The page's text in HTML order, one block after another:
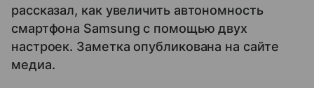
рассказал, как увеличить автономность
смартфона Samsung с помощью двух
настроек. Заметка опубликована на сайте
медиа.